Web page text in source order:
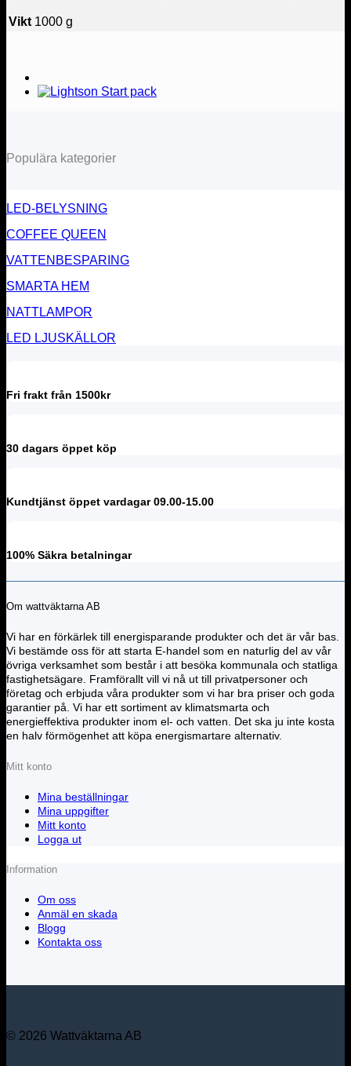
Vikt 1000 g
Populära kategorier
LED-BELYSNING
COFFEE QUEEN
VATTENBESPARING
SMARTA HEM
NATTLAMPOR
LED LJUSKÄLLOR
Fri frakt från 1500kr
30 dagars öppet köp
Kundtjänst öppet vardagar 09.00-15.00
100% Säkra betalningar
Om wattväktarna AB
Vi har en förkärlek till energisparande produkter och det är vår bas.
Vi bestämde oss för att starta E-handel som en naturlig del av vår
övriga verksamhet som består i att besöka kommunala och statliga
fastighetsägare. Framförallt vill vi nå ut till privatpersoner och
företag och erbjuda våra produkter som vi har bra priser och goda
garantier på. Vi har ett sortiment av klimatsmarta och
energieffektiva produkter inom el- och vatten. Det ska ju inte kosta
en halv förmögenhet att köpa energismartare alternativ.
Mitt konto
Mina beställningar
Mina uppgifter
Mitt konto
Logga ut
Information
Om oss
Anmäl en skada
Blogg
Kontakta oss
© 2026 Wattväktarna AB